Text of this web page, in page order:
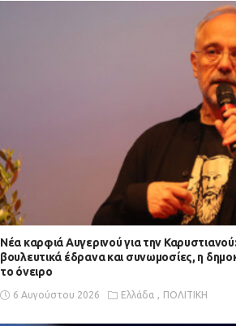
Νέα καρφιά Αυγερινού για την
βουλευτικά έδρανα και συνωμοσίες, η
το όνειρο
6 Αυγούστου 2026 Ελλάδα ΠΟΛΙΤΙΚΗ